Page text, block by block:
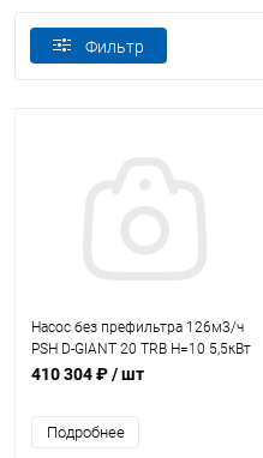
Фильтр
Насос без префильтра 126м3/ч
PSH D-GIANT 20 TRB H=10 5,5кВт
400В с бронз. раб. кол.
410 304 ₽/ шт
Подробнее